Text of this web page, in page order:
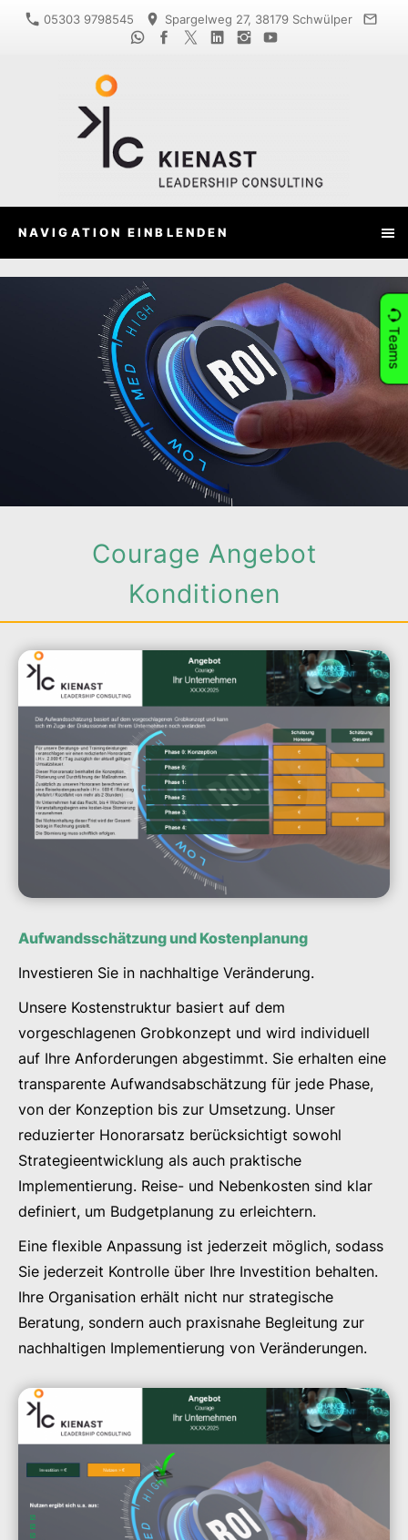
05303 9798545 Spargelweg 27, 38179 Schwülper
NAVIGATION EINBLENDEN
Courage Angebot
Konditionen
Aufwandsschätzung und Kostenplanung
Investieren Sie in nachhaltige Veränderung.
Unsere Kostenstruktur basiert auf dem
vorgeschlagenen Grobkonzept und wird individuell
auf Ihre Anforderungen abgestimmt. Sie erhalten eine
transparente Aufwandsabschätzung für jede Phase,
von der Konzeption bis zur Umsetzung. Unser
reduzierter Honorarsatz berücksichtigt sowohl
Strategieentwicklung als auch praktische
Implementierung. Reise- und Nebenkosten sind klar
definiert, um Budgetplanung zu erleichtern.
Eine flexible Anpassung ist jederzeit möglich, sodass
Sie jederzeit Kontrolle über Ihre Investition behalten.
Ihre Organisation erhält nicht nur strategische
Beratung, sondern auch praxisnahe Begleitung zur
nachhaltigen Implementierung von Veränderungen.
Teams